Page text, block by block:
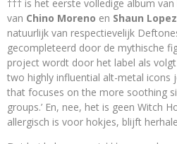
††† is het eerste volledige album
van Chino Moreno en Shaun Lopez
natuurlijk van respectievelijk
gecompleteerd door de mythische
project wordt door het label als volgt
two highly influential alt-metal icons
that focuses on the more soothing
groups.’ En, nee, het is geen Witch
allergisch is voor hokjes, blijft